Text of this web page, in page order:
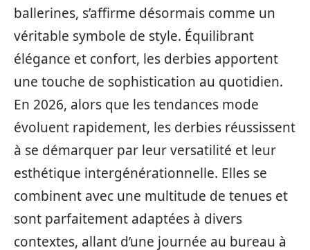
ballerines, s’affirme désormais comme un
véritable symbole de style. Équilibrant
élégance et confort, les derbies apportent
une touche de sophistication au quotidien.
En 2026, alors que les tendances mode
évoluent rapidement, les derbies réussissent
à se démarquer par leur versatilité et leur
esthétique intergénérationnelle. Elles se
combinent avec une multitude de tenues et
sont parfaitement adaptées à divers
contextes, allant d’une journée au bureau à